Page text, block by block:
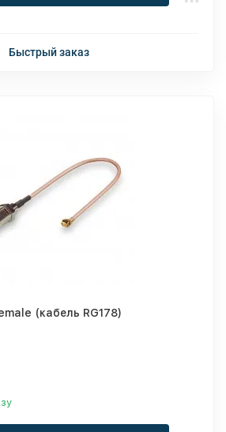
Быстрый заказ
(кабель RG178)